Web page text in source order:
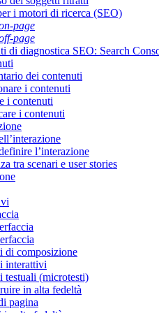
i motori di ricerca (SEO)
page
page
di diagnostica SEO: Search
dei contenuti
i contenuti
i contenuti
i contenuti
l’interazione
tra scenari e user stories
di composizione
interattivi
testuali (microtesti)
in alta fedeltà
pagina